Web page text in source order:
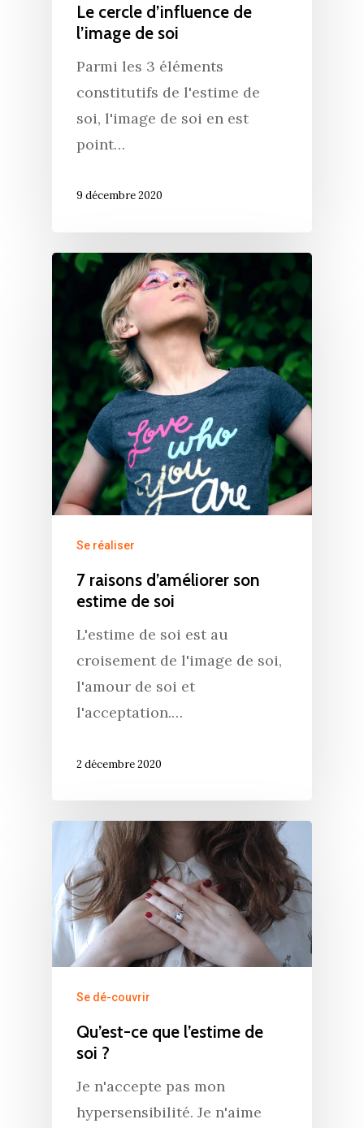
Le cercle d’influence de
l’image de soi
Parmi les 3 éléments
constitutifs de l'estime de
soi, l'image de soi en est
point…
9 décembre 2020
Se réaliser
7 raisons d’améliorer son
estime de soi
L'estime de soi est au
croisement de l'image de soi,
l'amour de soi et
l'acceptation.…
2 décembre 2020
Se dé-couvrir
Qu’est-ce que l’estime de
soi ?
Je n'accepte pas mon
hypersensibilité. Je n'aime
Commence ici
Podcast